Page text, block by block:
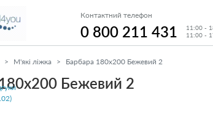
Контактний телефон
0 800 211 431
11:00 -
11:00 -
М'які ліжка Барбара 180x200 Бежевий 2
Бежевий 2